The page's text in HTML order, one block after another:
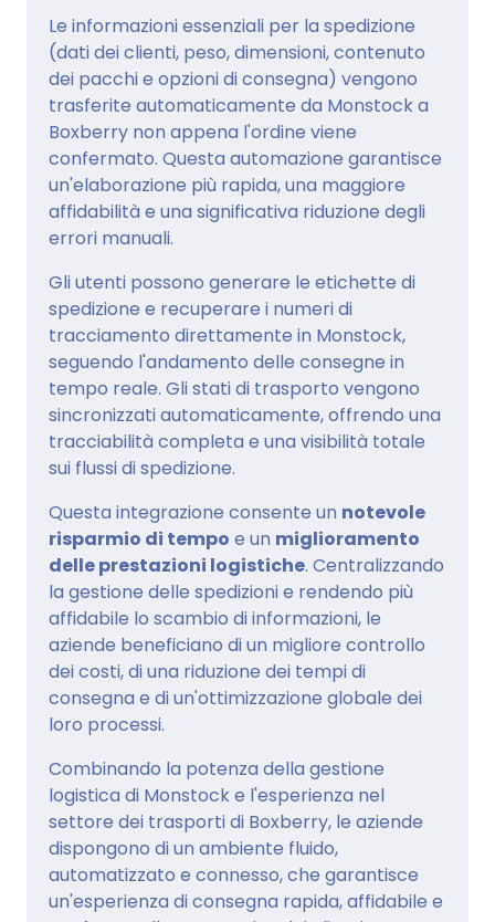
Le informazioni essenziali per la spedizione
(dati dei clienti, peso, dimensioni, contenuto
dei pacchi e opzioni di consegna) vengono
trasferite automaticamente da Monstock a
Boxberry non appena l'ordine viene
confermato. Questa automazione garantisce
un'elaborazione più rapida, una maggiore
affidabilità e una significativa riduzione degli
errori manuali.
Gli utenti possono generare le etichette di
spedizione e recuperare i numeri di
tracciamento direttamente in Monstock,
seguendo l'andamento delle consegne in
tempo reale. Gli stati di trasporto vengono
sincronizzati automaticamente, offrendo una
tracciabilità completa e una visibilità totale
sui flussi di spedizione.
Questa integrazione consente un notevole
risparmio di tempo e un miglioramento
delle prestazioni logistiche. Centralizzando
la gestione delle spedizioni e rendendo più
affidabile lo scambio di informazioni, le
aziende beneficiano di un migliore controllo
dei costi, di una riduzione dei tempi di
consegna e di un'ottimizzazione globale dei
loro processi.
Combinando la potenza della gestione
logistica di Monstock e l'esperienza nel
settore dei trasporti di Boxberry, le aziende
dispongono di un ambiente fluido,
automatizzato e connesso, che garantisce
un'esperienza di consegna rapida, affidabile e